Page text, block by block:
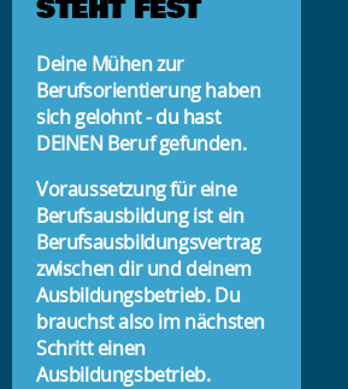
STEHT FEST
Deine Mühen zur
Berufsorientierung haben
sich gelohnt - du hast
DEINEN Beruf gefunden.
Voraussetzung für eine
Berufsausbildung ist ein
Berufsausbildungsvertrag
zwischen dir und deinem
Ausbildungsbetrieb. Du
brauchst also im nächsten
Schritt einen
Ausbildungsbetrieb.